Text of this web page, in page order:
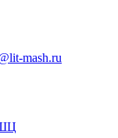
mash.ru